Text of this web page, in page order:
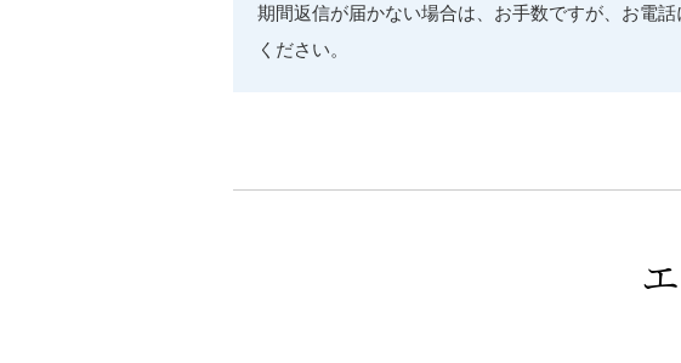
期間返信が届かない場合は、お手数ですが、お電
ください。